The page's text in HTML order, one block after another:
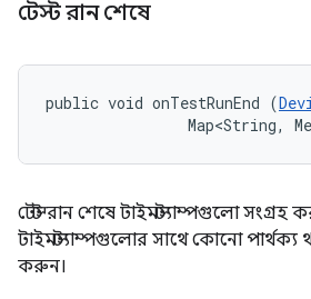
টেস্ট রান শেষে
public void onTestRunEnd (
Map<String,
টেস্ট রান শেষে টাইমস্ট্যাম্পগুলো সংগ্রহ
টাইমস্ট্যাম্পগুলোর সাথে কোনো পার্থক্য
করুন।